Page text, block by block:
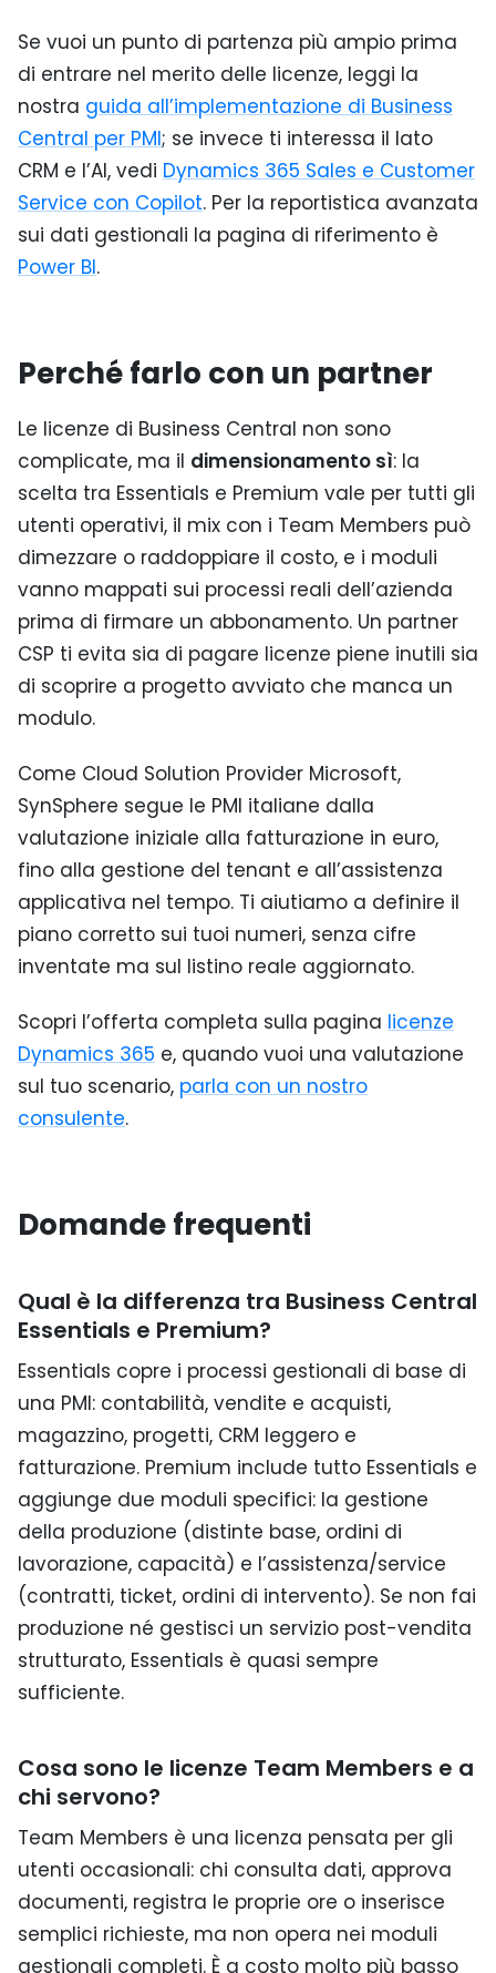
Se vuoi un punto di partenza più ampio prima
di entrare nel merito delle licenze, leggi la
nostra guida all’implementazione di Business
Central per PMI; se invece ti interessa il lato
CRM e l’AI, vedi Dynamics 365 Sales e Customer
Service con Copilot. Per la reportistica avanzata
sui dati gestionali la pagina di riferimento è
Power BI.
Perché farlo con un partner
Le licenze di Business Central non sono
complicate, ma il dimensionamento sì: la
scelta tra Essentials e Premium vale per tutti gli
utenti operativi, il mix con i Team Members può
dimezzare o raddoppiare il costo, e i moduli
vanno mappati sui processi reali dell’azienda
prima di firmare un abbonamento. Un partner
CSP ti evita sia di pagare licenze piene inutili sia
di scoprire a progetto avviato che manca un
modulo.
Come Cloud Solution Provider Microsoft,
SynSphere segue le PMI italiane dalla
valutazione iniziale alla fatturazione in euro,
fino alla gestione del tenant e all’assistenza
applicativa nel tempo. Ti aiutiamo a definire il
piano corretto sui tuoi numeri, senza cifre
inventate ma sul listino reale aggiornato.
Scopri l’offerta completa sulla pagina licenze
Dynamics 365 e, quando vuoi una valutazione
sul tuo scenario, parla con un nostro
consulente.
Domande frequenti
Qual è la differenza tra Business Central
Essentials e Premium?
Essentials copre i processi gestionali di base di
una PMI: contabilità, vendite e acquisti,
magazzino, progetti, CRM leggero e
fatturazione. Premium include tutto Essentials e
aggiunge due moduli specifici: la gestione
della produzione (distinte base, ordini di
lavorazione, capacità) e l’assistenza/service
(contratti, ticket, ordini di intervento). Se non fai
produzione né gestisci un servizio post-vendita
strutturato, Essentials è quasi sempre
sufficiente.
Cosa sono le licenze Team Members e a
chi servono?
Team Members è una licenza pensata per gli
utenti occasionali: chi consulta dati, approva
documenti, registra le proprie ore o inserisce
semplici richieste, ma non opera nei moduli
gestionali completi. È a costo molto più basso